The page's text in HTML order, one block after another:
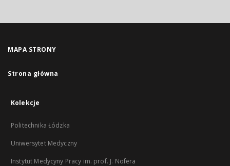
MAPA STRONY
Strona główna
Kolekcje
Politechnika Łódzka
Uniwersytet Medyczny
Instytut Medycyny Pracy im. prof. J. Nofera